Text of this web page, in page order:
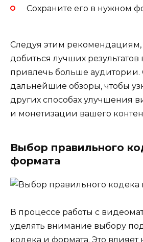
Сохраните его в нужном
Следуя этим
добиться лучших
привлечь больше аудитории.
дальнейшие обзоры, чтобы
других способах улучшения
и монетизации вашего
Выбор правильного
формата
В процессе работы с
уделять внимание выбору
кодека и формата. Это влияет